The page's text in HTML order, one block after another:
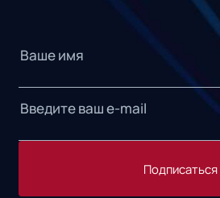
Подписаться